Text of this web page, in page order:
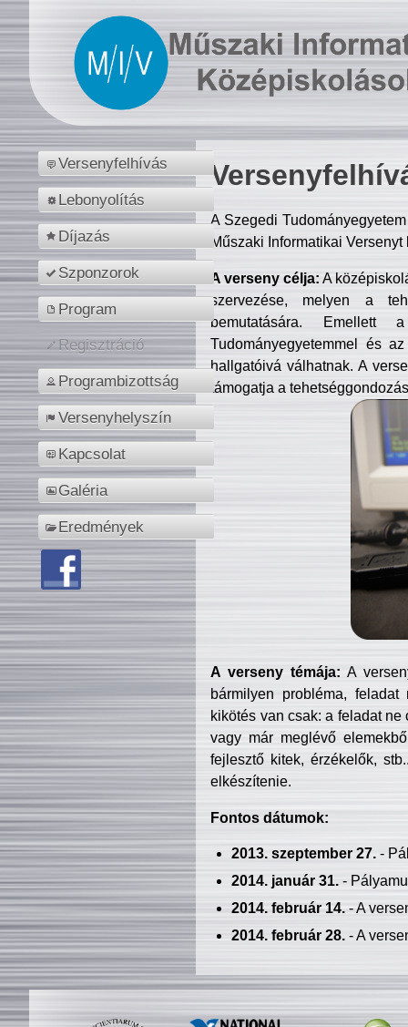
Versenyfelhívás
Lebonyolítás
Díjazás
Szponzorok
Program
Regisztráció
Programbizottság
Versenyhelyszín
Kapcsolat
Galéria
Eredmények
A Szegedi
Műszaki Informatikai
A verseny célja: A
szervezése, melyen a
bemutatására. Emellett
Tudományegyetemmel és
hallgatóivá válhatnak. A
támogatja a
A verseny témája: A
bármilyen probléma, feladat
kikötés van csak: a feladat
vagy már meglévő
fejlesztő kitek, érzékelők,
elkészítenie.
Fontos dátumok:
2013. szeptember 27.-
2014. január 31.-
2014. február 14.- A
2014. február 28.- A